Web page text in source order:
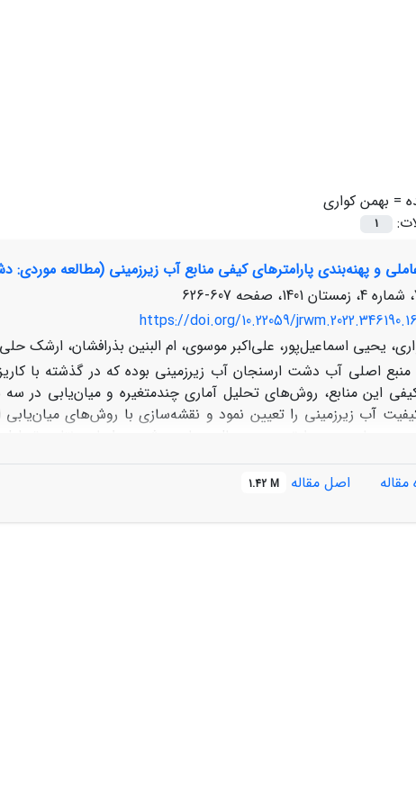
= بهمن کواری
1
و پهنه‌بندی پارامترهای کیفی منابع آب زیرزمینی (مطالعه
607-626
https://doi.org/10.22059/
یحیی اسماعیل‌پور، علی‌اکبر موسوی، ام البنین بذرافشان، ارشک
منبع اصلی آب دشت ارسنجان آب زیرزمینی بوده که در گذشته با
این منابع، روش‌های تحلیل آماری چندمتغیره و میان‌یابی در
آب زیرزمینی را تعیین نمود و نقشه‌سازی با روش‌های
غلظت سدیم بدلیل کمیت و کیفیت تغییرات آن پتانسیل مناسبی
اصل مقاله 1.42 M